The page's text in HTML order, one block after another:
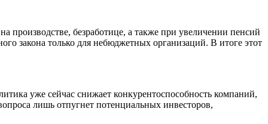
производстве, безработице, а также при увеличении пенсий
закона только для небюджетных организаций. В итоге этот
уже сейчас снижает конкурентоспособность компаний,
лишь отпугнет потенциальных инвесторов,